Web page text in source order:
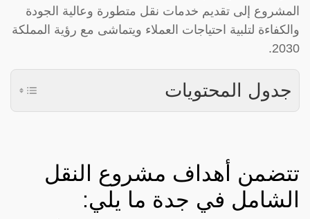
المشروع إلى تقديم خدمات نقل متطورة وعالية الجودة
والكفاءة لتلبية احتياجات العملاء ويتماشى مع رؤية المملكة
2030.
جدول المحتويات
تتضمن أهداف مشروع النقل
الشامل في جدة ما يلي: